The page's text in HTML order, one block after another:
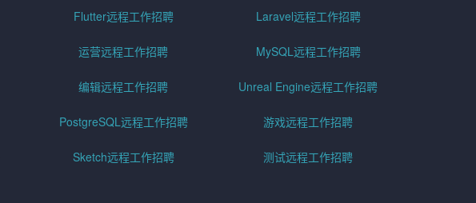
Flutter远程工作招聘 Laravel远程工作招聘
运营远程工作招聘 MySQL远程工作招聘
编辑远程工作招聘 Unreal Engine远程工作招聘
PostgreSQL远程工作招聘 游戏远程工作招聘
Sketch远程工作招聘 测试远程工作招聘